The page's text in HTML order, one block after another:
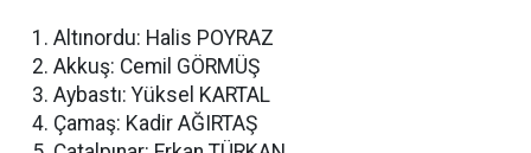
Altınordu: Halis POYRAZ
Akkuş: Cemil GÖRMÜŞ
Aybastı: Yüksel KARTAL
Çamaş: Kadir AĞIRTAŞ